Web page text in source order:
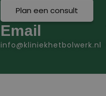
Plan een consult
Email
info@kliniekhetbolwerk.nl